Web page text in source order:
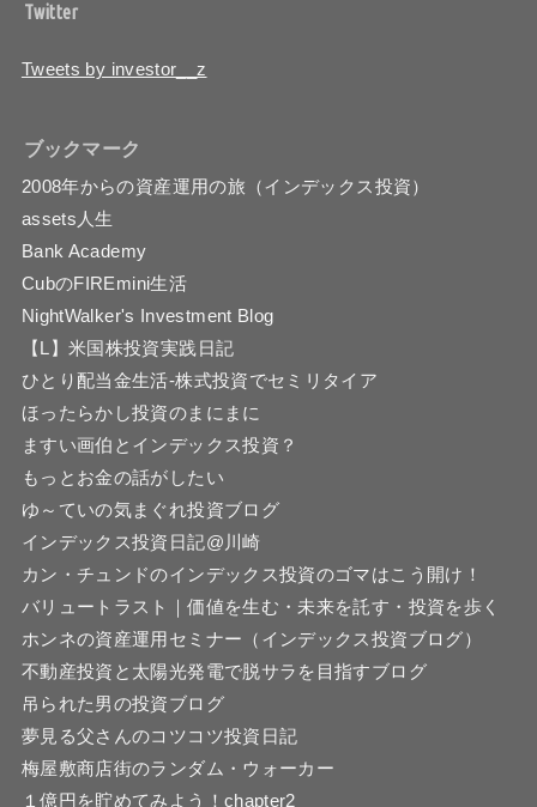
Twitter
Tweets by investor__z
ブックマーク
2008年からの資産運用の旅（インデックス投資）
assets人生
Bank Academy
CubのFIREmini生活
NightWalker's Investment Blog
【L】米国株投資実践日記
ひとり配当金生活-株式投資でセミリタイア
ほったらかし投資のまにまに
ますい画伯とインデックス投資？
もっとお金の話がしたい
ゆ～ていの気まぐれ投資ブログ
インデックス投資日記@川崎
カン・チュンドのインデックス投資のゴマはこう開け！
バリュートラスト｜価値を生む・未来を託す・投資を歩く
ホンネの資産運用セミナー（インデックス投資ブログ）
不動産投資と太陽光発電で脱サラを目指すブログ
吊られた男の投資ブログ
夢見る父さんのコツコツ投資日記
梅屋敷商店街のランダム・ウォーカー
１億円を貯めてみよう！chapter2